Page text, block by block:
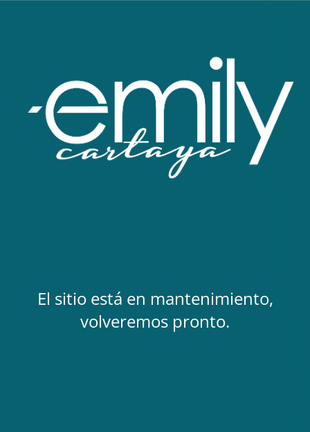
El sitio está en mantenimiento,
volveremos pronto.